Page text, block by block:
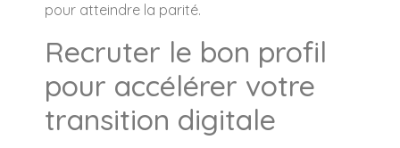
pour atteindre la parité.
Recruter le bon profil
pour accélérer votre
transition digitale